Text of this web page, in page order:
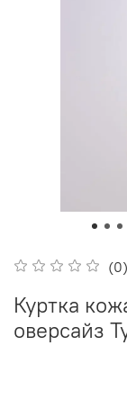
(0)
Куртка
оверсайз